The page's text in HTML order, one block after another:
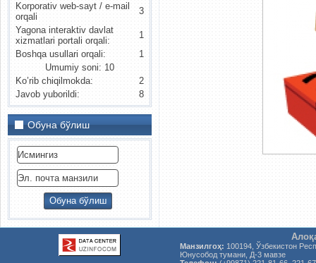
Korporativ web-sayt / e-mail
orqali
3
Yagona interaktiv davlat
xizmatlari portali orqali:
1
Boshqa usullari orqali:
1
Umumiy soni: 10
Ko’rib chiqilmokda:
2
Javob yuborildi:
8
Обуна бўлиш
Манзилгоҳ: 100194, Ўзбекистон
Юнусобод тумани, Д-3 мавзе